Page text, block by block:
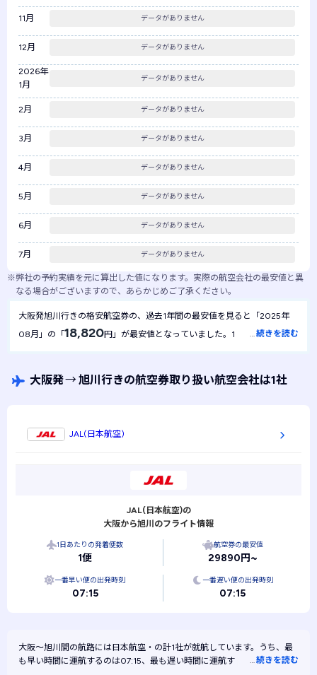
11月 データがありません
12月 データがありません
2026年
1月
データがありません
2月 データがありません
3月 データがありません
4月 データがありません
5月 データがありません
6月 データがありません
7月 データがありません
※弊社の予約実績を元に算出した値になります。実際の航空会社の最安値と異
なる場合がございますので、あらかじめご了承ください。
大阪発旭川行きの格安航空券の、過去1年間の最安値を見ると「2025年
08月」の「 18,820円」が最安値となっていました。1年間を通して最
…続きを読む
大阪発→旭川行きの航空券取り扱い航空会社は1社
JAL(日本航空)
JAL(日本航空)の
大阪から旭川のフライト情報
1日あたりの発着便数
1便
航空券の最安値
29890円~
一番早い便の出発時刻
07:15
一番遅い便の出発時刻
07:15
大阪～旭川間の航路には 日本航空・ の計1社が就航しています。うち、最
も早い時間に運航するのは07:15、最も遅い時間に運航するのは07:15で
…続きを読む